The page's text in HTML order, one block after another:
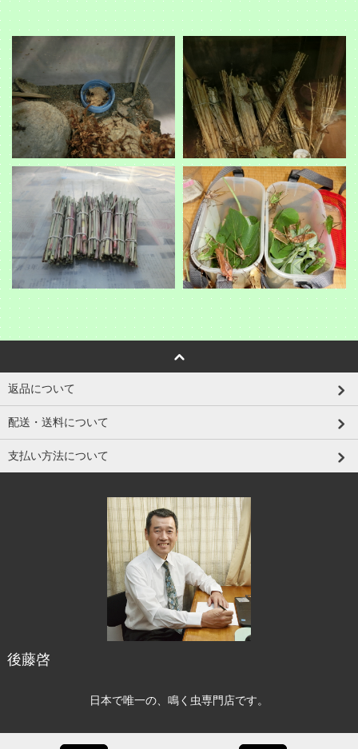
返品について
配送・送料について
支払い方法について
後藤啓
日本で唯一の、鳴く虫専門店です。